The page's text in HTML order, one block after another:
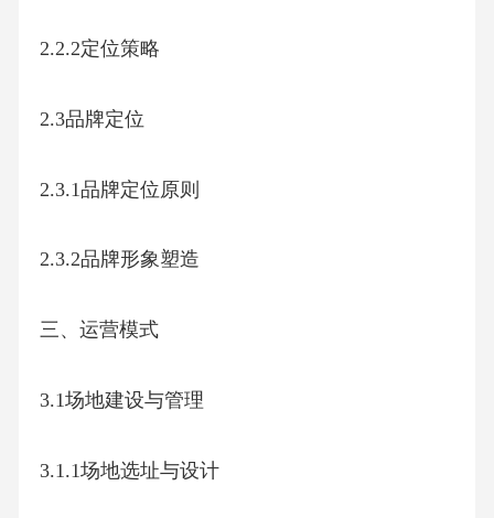
2.2.2定位策略
2.3品牌定位
2.3.1品牌定位原则
2.3.2品牌形象塑造
三、运营模式
3.1场地建设与管理
3.1.1场地选址与设计